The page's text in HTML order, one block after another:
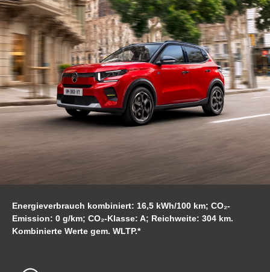
Energieverbrauch kombiniert: 16,5 kWh/100 km; CO₂-
Emission: 0 g/km; CO₂-Klasse: A; Reichweite: 304 km.
Kombinierte Werte gem. WLTP.*